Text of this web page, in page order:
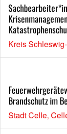
Kreis
Brandschutz im
Stadt Celle,